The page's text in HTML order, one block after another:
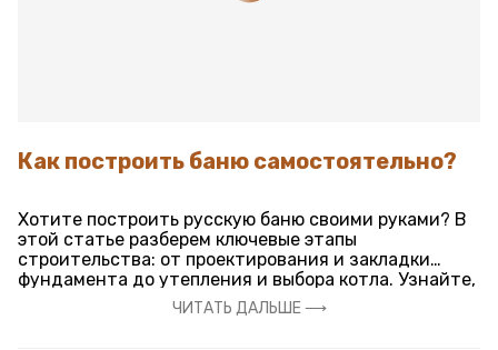
Как построить баню самостоятельно?
Хотите построить русскую баню своими руками? В
этой статье разберем ключевые этапы
строительства: от проектирования и закладки
фундамента до утепления и выбора котла. Узнайте,
какие материалы использовать и как сделать все
ЧИТАТЬ ДАЛЬШЕ ⟶